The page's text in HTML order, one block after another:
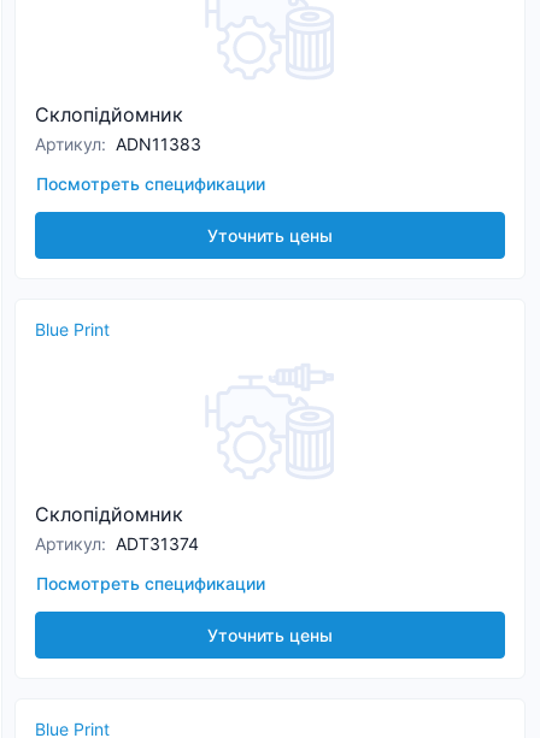
Склопідйомник
Артикул: ADN11383
Посмотреть спецификации
Уточнить цены
Blue Print
Склопідйомник
Артикул: ADT31374
Посмотреть спецификации
Уточнить цены
Blue Print